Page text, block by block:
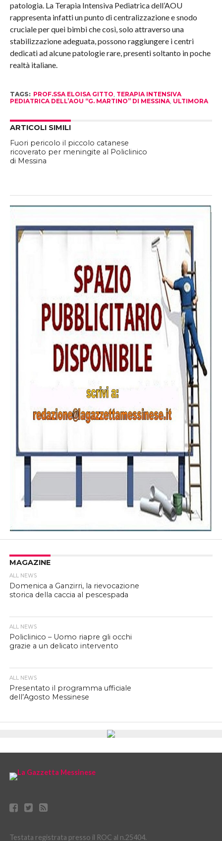
patologia. La Terapia Intensiva Pediatrica dell’AOU
rappresenta infatti un punto di centralizzazione e snodo
cruciale per quei bimbi che così, solo attraverso una
stabilizzazione adeguata, possono raggiungere i centri
dedicati ad alcune patologie rare, presenti soltanto in poche
realtà italiane.
TAGS: PROF.SSA ELOISA GITTO, TERAPIA INTENSIVA
PEDIATRICA DELL’AOU “G. MARTINO” DI MESSINA, ULTIMORA
ARTICOLI SIMILI
Fuori pericolo il piccolo catanese
ricoverato per meningite al Policlinico
di Messina
MAGAZINE
ALL NEWS
Domenica a Ganzirri, la rievocazione
storica della caccia al pescespada
ALL NEWS
Policlinico – Uomo riapre gli occhi
grazie a un delicato intervento
ALL NEWS
Presentato il programma ufficiale
dell’Agosto Messinese
Testata registrata presso il ROC al n.25404.